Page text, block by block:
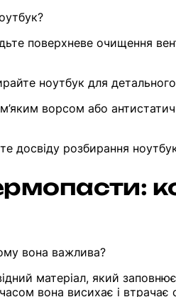
поверхневе очищення
ноутбук для
ворсом або
досвіду розбирання
вона важлива?
матеріал, який
вона висихає і втрачає